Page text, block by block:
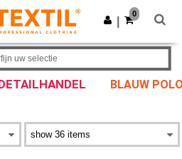
app!
Download app
0
BLAUW
uw selectie